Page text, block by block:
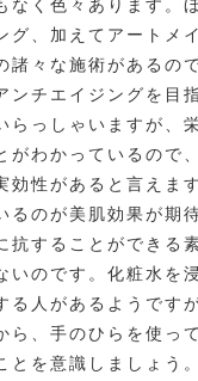
なく色々あります。
グ、加えてアートメ
諸々な施術があるの
ンチエイジングを目
らっしゃいますが、
がわかっているので
効性があると言えま
るのが美肌効果が期
抗することができる
いのです。化粧水を
る人があるようです
ら、手のひらを使っ
とを意識しましょう